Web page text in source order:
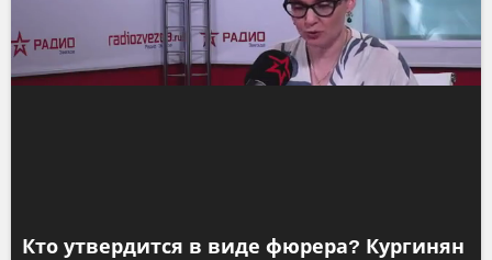
Кто утвердится в виде фюрера? Кургинян